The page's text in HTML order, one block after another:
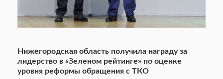
Нижегородская область получила награду за
лидерство в «Зеленом рейтинге» по оценке
уровня реформы обращения с ТКО